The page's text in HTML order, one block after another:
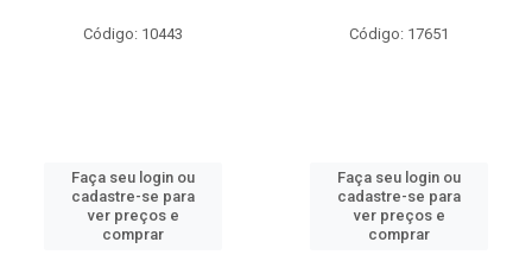
Código: 10443
Faça seu login ou
cadastre-se para
ver preços e
comprar
Código: 17651
Faça seu login ou
cadastre-se para
ver preços e
comprar